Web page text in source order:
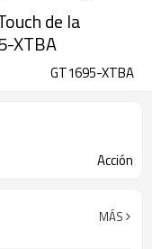
de la
XTBA
GT1695-XTBA
Acción
MÁS